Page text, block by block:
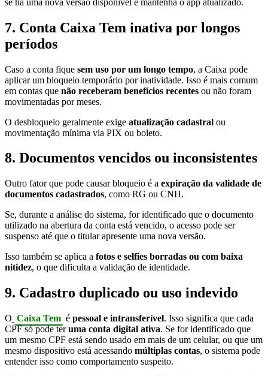
7. Conta Caixa Tem inativa por longos
períodos
Caso a conta fique sem uso por um longo tempo, a Caixa pode
aplicar um bloqueio temporário por inatividade. Isso é mais comum
em contas que não receberam benefícios recentes ou não foram
movimentadas por meses.
O desbloqueio geralmente exige atualização cadastral ou
movimentação mínima via PIX ou boleto.
8. Documentos vencidos ou inconsistentes
Outro fator que pode causar bloqueio é a expiração da validade de
documentos cadastrados, como RG ou CNH.
Se, durante a análise do sistema, for identificado que o documento
utilizado na abertura da conta está vencido, o acesso pode ser
suspenso até que o titular apresente uma nova versão.
Isso também se aplica a fotos e selfies borradas ou com baixa
nitidez, o que dificulta a validação de identidade.
9. Cadastro duplicado ou uso indevido
O Caixa Tem é pessoal e intransferível. Isso significa que cada
CPF só pode teruma conta digital ativa. Se for identificado que
um mesmo CPF está sendo usado em mais de um celular, ou que um
mesmo dispositivo está acessando múltiplas contas, o sistema pode
entender isso como comportamento suspeito.